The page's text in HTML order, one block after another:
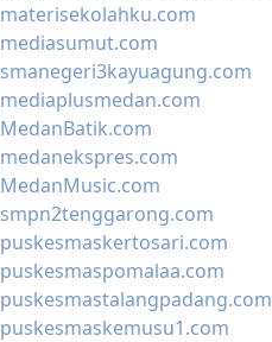
materisekolahku.com
mediasumut.com
smanegeri3kayuagung.com
mediaplusmedan.com
MedanBatik.com
medanekspres.com
MedanMusic.com
smpn2tenggarong.com
puskesmaskertosari.com
puskesmaspomalaa.com
puskesmastalangpadang.com
puskesmaskemusu1.com